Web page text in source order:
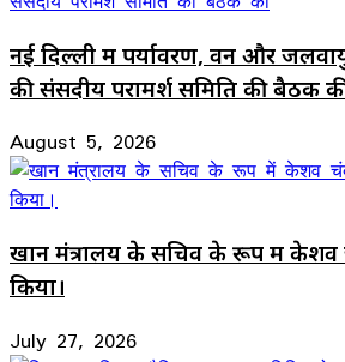
नई दिल्ली में पर्यावरण, वन और जलवायु
की संसदीय परामर्श समिति की बैठक
August 5, 2026
खान मंत्रालय के सचिव के रूप में केशव
किया।
July 27, 2026